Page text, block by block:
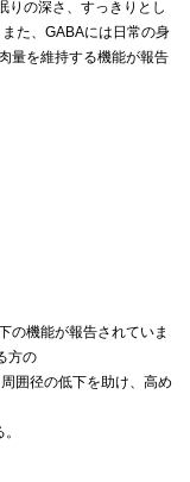
りの深さ、すっきりとし
た、GABAには日常の身
量を維持する機能が報告
の機能が報告されていま
方の
囲径の低下を助け、高め